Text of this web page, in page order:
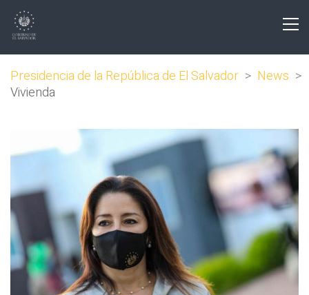
Presidencia de la República de El Salvador > News >
Vivienda